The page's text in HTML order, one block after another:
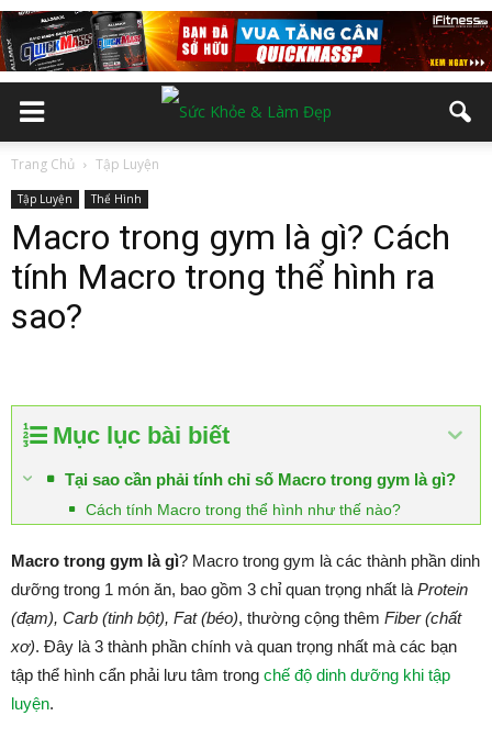
Trang Chủ Tập Luyện
Tập Luyện Thể Hình
Macro trong gym là gì? Cách
tính Macro trong thể hình ra
sao?
Mục lục bài biết
Tại sao cần phải tính chỉ số Macro trong gym là gì?
Cách tính Macro trong thể hình như thế nào?
Macro trong gym là gì? Macro trong gym là các thành phần dinh
dưỡng trong 1 món ăn, bao gồm 3 chỉ quan trọng nhất là Protein
(đạm), Carb (tinh bột), Fat (béo), thường cộng thêm Fiber (chất
xơ). Đây là 3 thành phần chính và quan trọng nhất mà các bạn
tập thể hình cẩn phải lưu tâm trong chế độ dinh dưỡng khi tập
luyện.